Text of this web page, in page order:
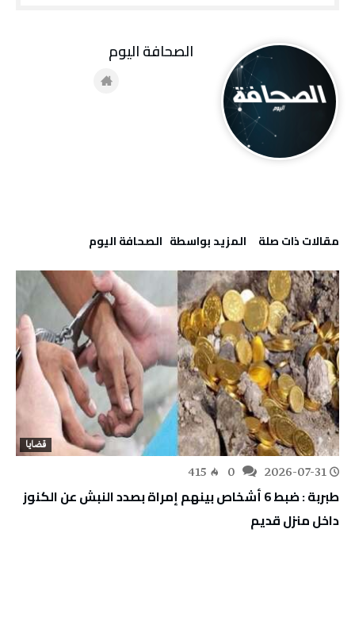
‫مقالات ذات صلة‬ ‫‫المزيد بواسطة‬ ‬ ‭ ‬الصحافة‭ ‬اليوم
قضايا
2026-07-31
415
طبربة : ضبط 6 أشخاص بينهم إمراة بصدد النبش عن الكنوز
داخل منزل قديم